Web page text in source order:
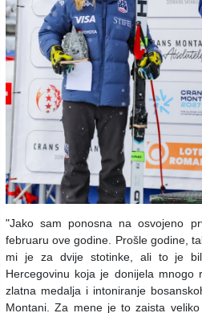
"Jako sam ponosna na osvojeno
februaru ove godine. Prošle godine,
mi je za dvije stotinke, ali to je
Hercegovinu koja je donijela mnogo
zlatna medalja i intoniranje
Montani. Za mene je to zaista